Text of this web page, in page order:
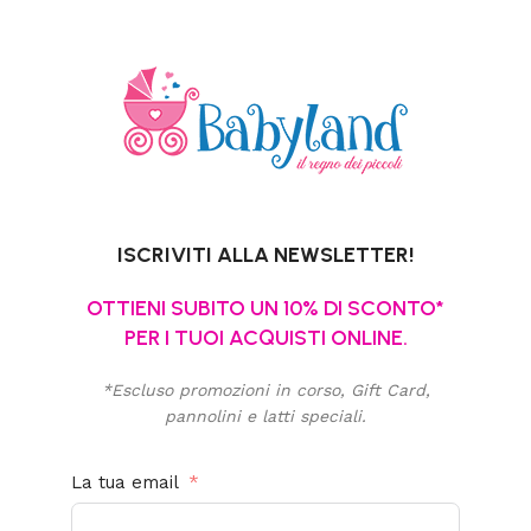
ISCRIVITI ALLA NEWSLETTER!
OTTIENI SUBITO UN 10% DI SCONTO*
PER I TUOI ACQUISTI ONLINE.
*Escluso promozioni in corso, Gift Card,
pannolini e latti speciali.
La tua email